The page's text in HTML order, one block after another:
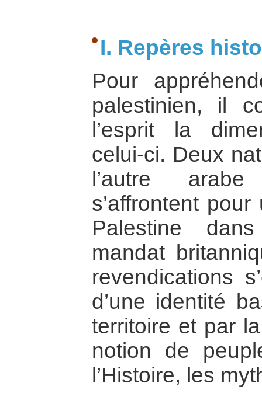
I. Repères
Pour
palestinien, il
l’esprit la
celui-ci. Deux
l’autre
s’affrontent
Palestine
mandat
revendications
d’une identité
territoire et par
notion de
l’Histoire, les